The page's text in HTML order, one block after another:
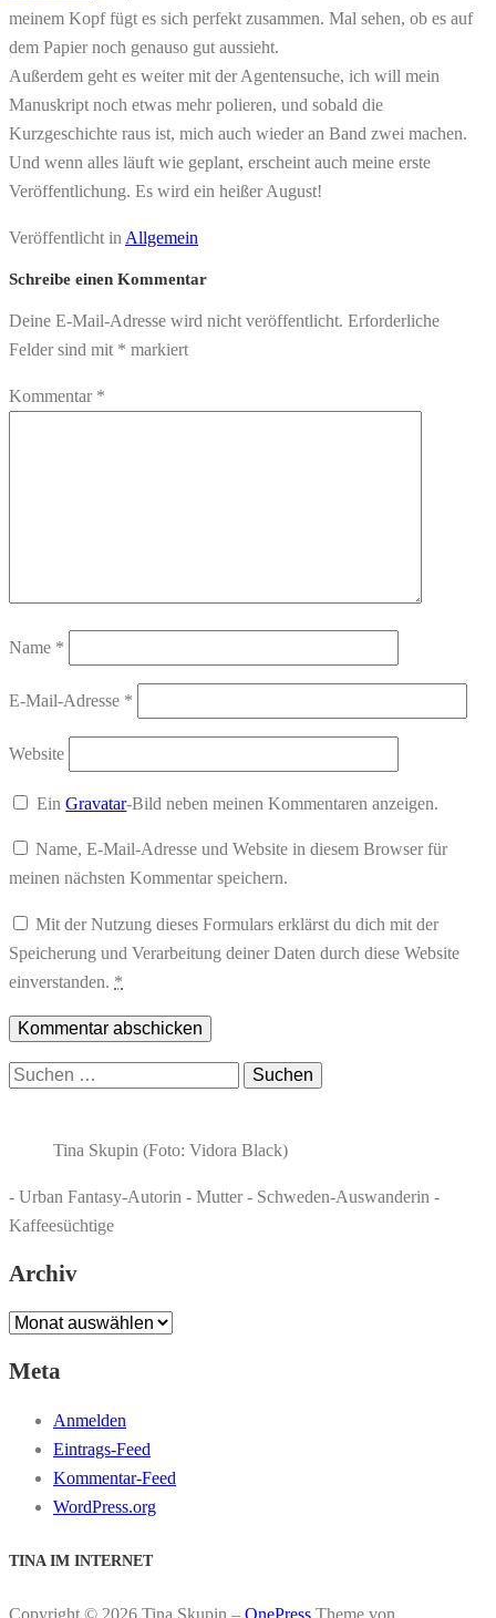
meinem Kopf fügt es sich perfekt zusammen. Mal sehen, ob es auf
dem Papier noch genauso gut aussieht.
Außerdem geht es weiter mit der Agentensuche, ich will mein
Manuskript noch etwas mehr polieren, und sobald die
Kurzgeschichte raus ist, mich auch wieder an Band zwei machen.
Und wenn alles läuft wie geplant, erscheint auch meine erste
Veröffentlichung. Es wird ein heißer August!
Veröffentlicht in Allgemein
Schreibe einen Kommentar
Deine E-Mail-Adresse wird nicht veröffentlicht. Erforderliche
Felder sind mit * markiert
Kommentar *
Name *
E-Mail-Adresse *
Website
EinGravatar-Bild neben meinen Kommentaren anzeigen.
Name, E-Mail-Adresse und Website in diesem Browser für
meinen nächsten Kommentar speichern.
Mit der Nutzung dieses Formulars erklärst du dich mit der
Speicherung und Verarbeitung deiner Daten durch diese Website
einverstanden. *
Suchen
Tina Skupin (Foto: Vidora Black)
- Urban Fantasy-Autorin - Mutter - Schweden-Auswanderin -
Kaffeesüchtige
Archiv
Archiv
Meta
Anmelden
Eintrags-Feed
Kommentar-Feed
WordPress.org
TINA IM INTERNET
Copyright © 2026 Tina Skupin – OnePress Theme von